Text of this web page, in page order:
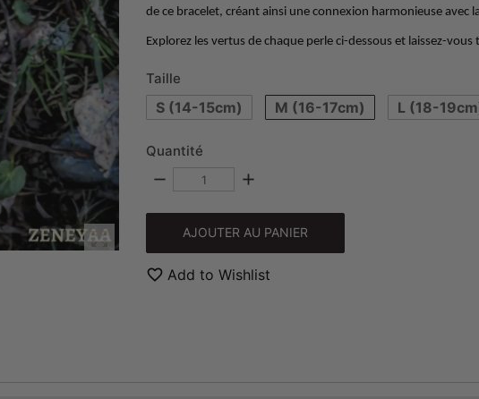

de ce bracelet, créant ainsi une connexion harmonieuse avec
Explorez les vertus de chaque perle ci-dessous et laissez-
Taille
S (14-15cm) M (16-17cm) L (18-
Quantité
remove add
AJOUTER AU PANIER
favorite_border Add to Wishlist